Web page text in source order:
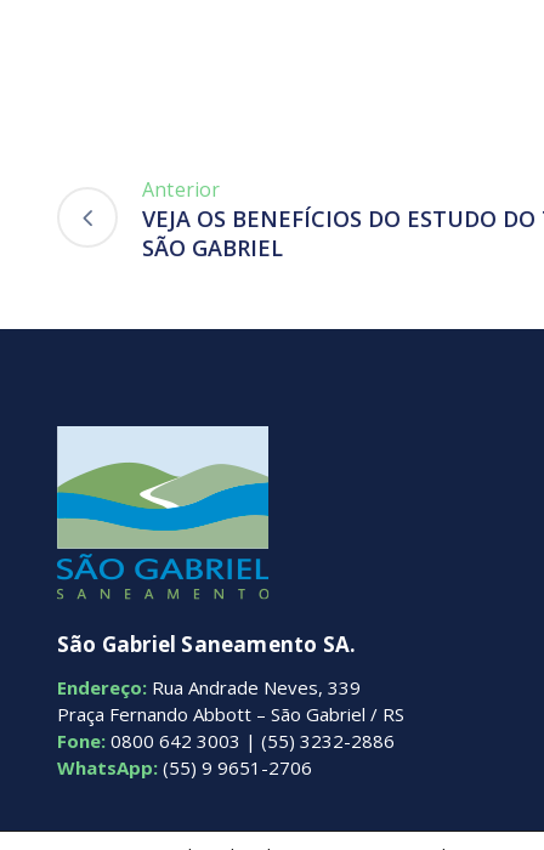
Anterior
VEJA OS BENEFÍCIOS DO ESTUDO
SÃO GABRIEL
São Gabriel Saneamento SA.
Endereço: Rua Andrade Neves, 339
Praça Fernando Abbott – São Gabriel / RS
Fone: 0800 642 3003 | (55) 3232-2886
WhatsApp: (55) 9 9651-2706